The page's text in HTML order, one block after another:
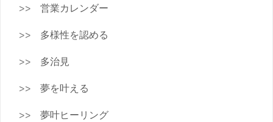
営業カレンダー
多様性を認める
多治見
夢を叶える
夢叶ヒーリング